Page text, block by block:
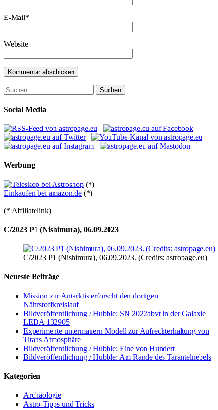
E-Mail*
Website
Suchen
nach:
Social Media
Werbung
(*)
Einkaufen bei amazon.de (*)
(* Affiliatelink)
C/2023 P1 (Nishimura), 06.09.2023
C/2023 P1 (Nishimura), 06.09.2023. (Credits: astropage.eu)
Neueste Beiträge
Mission zur Antarktis erforscht den dortigen
Nährstoffkreislauf
Bildveröffentlichung / Hubble: SN 2022abvt in der Galaxie
LEDA 132905
Experimente untermauern Modell zur Aufrechterhaltung von
Titans Atmosphäre
Bildveröffentlichung / Hubble: Eine von Hundert
Bildveröffentlichung / Hubble: Am Rande des Tarantelnebels
Kategorien
Archäologie
Astro-Tipps und Tricks